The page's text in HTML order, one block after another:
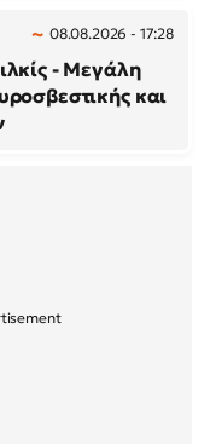
08.08.2026 - 17:28
- Μεγάλη
και